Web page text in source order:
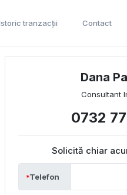
tranzacții Contact
Dana
Consultant
0732
Solicită chiar
Telefon